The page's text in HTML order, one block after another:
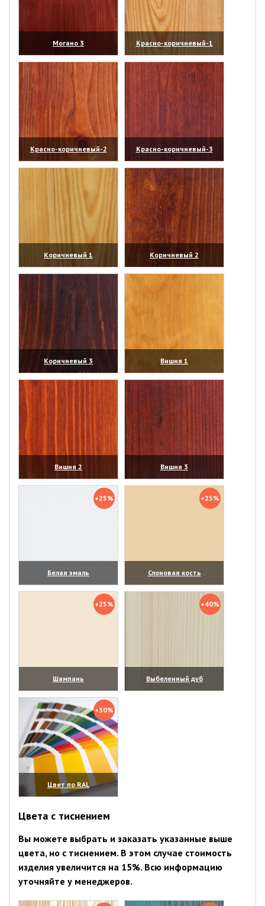
Могано 3
(увеличить)
Красно-коричневый-1
(увеличить)
Красно-коричневый-2
(увеличить)
Красно-коричневый-3
(увеличить)
Коричневый 1
(увеличить)
Коричневый 2
(увеличить)
Коричневый 3
(увеличить)
Вишня 1
(увеличить)
Вишня 2
(увеличить)
Вишня 3
(увеличить)
+25%
Белая эмаль
(увеличить)
+25%
Слоновая кость
(увеличить)
+25%
Шампань
(увеличить)
+40%
Выбеленный дуб
(увеличить)
+30%
Цвет по RAL
(увеличить)
Цвета с тиснением
Вы можете выбрать и заказать указанные выше
цвета, но с тиснением. В этом случае стоимость
изделия увеличится на 15%. Всю информацию
уточняйте у менеджеров.